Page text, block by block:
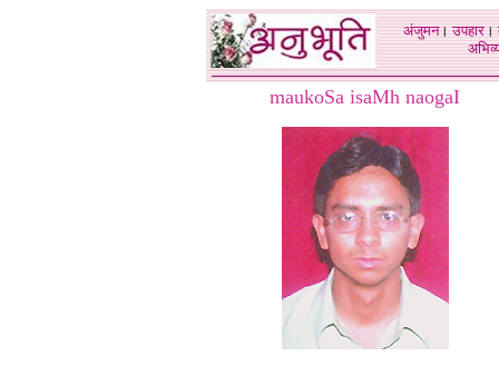
अंजुमन।उपहार।
maukoSa isaMh naogaI